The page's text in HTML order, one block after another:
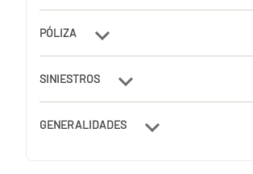
PÓLIZA
SINIESTROS
GENERALIDADES